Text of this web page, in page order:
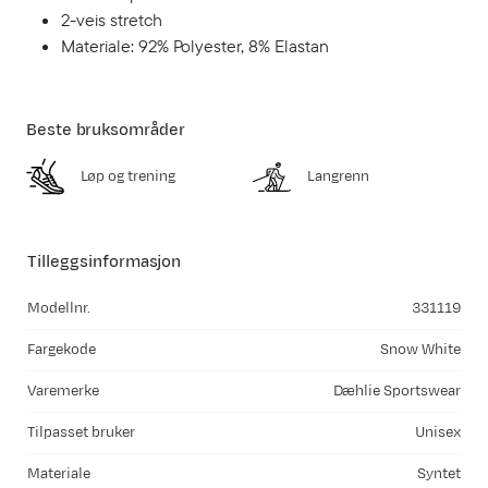
2-veis stretch
Materiale: 92% Polyester, 8% Elastan
Tilleggsinformasjon
Modellnr. 331119
Fargekode Snow White
Varemerke Dæhlie Sportswear
Tilpasset bruker Unisex
Materiale Syntet
Beste bruksområder
Løp og trening Langrenn